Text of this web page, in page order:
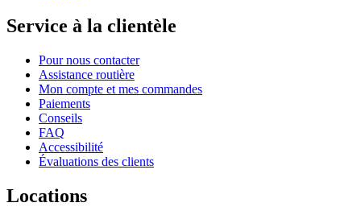
Service à la clientèle
Pour nous contacter
Assistance routière
Mon compte et mes commandes
Paiements
Conseils
FAQ
Accessibilité
Évaluations des clients
Locations